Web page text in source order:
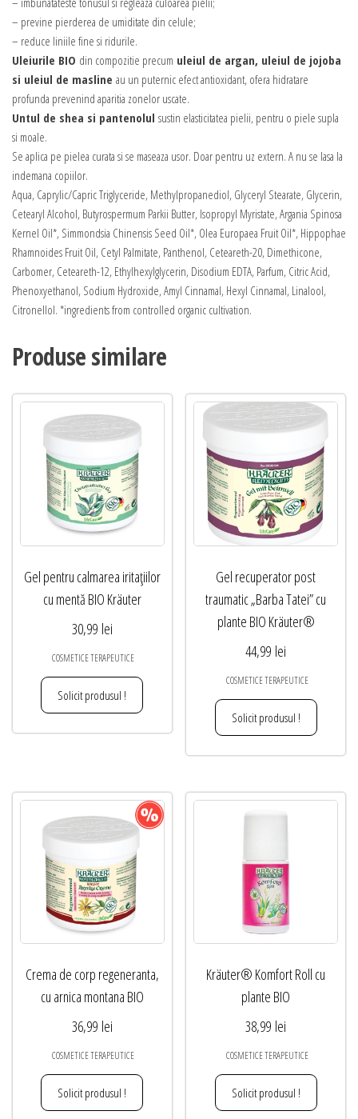
– previne pierderea de umiditate din celule;
– reduce liniile fine si ridurile.
Uleiurile BIO din compozitie precum uleiul de argan, uleiul de jojoba
si uleiul de masline au un puternic efect antioxidant, ofera hidratare
profunda prevenind aparitia zonelor uscate.
Untul de shea si pantenolul sustin elasticitatea pielii, pentru o piele supla
si moale.
Se aplica pe pielea curata si se maseaza usor. Doar pentru uz extern. A nu se lasa la
indemana copiilor.
Aqua, Caprylic/Capric Triglyceride, Methylpropanediol, Glyceryl Stearate, Glycerin,
Cetearyl Alcohol, Butyrospermum Parkii Butter, Isopropyl Myristate, Argania Spinosa
Kernel Oil*, Simmondsia Chinensis Seed Oil*, Olea Europaea Fruit Oil*, Hippophae
Rhamnoides Fruit Oil, Cetyl Palmitate, Panthenol, Ceteareth-20, Dimethicone,
Carbomer, Ceteareth-12, Ethylhexylglycerin, Disodium EDTA, Parfum, Citric Acid,
Phenoxyethanol, Sodium Hydroxide, Amyl Cinnamal, Hexyl Cinnamal, Linalool,
Citronellol. *ingredients from controlled organic cultivation.
Produse similare
Gel pentru calmarea iritațiilor
cu mentă BIO Kräuter
30,99 lei
COSMETICE TERAPEUTICE
Solicit produsul !
Gel recuperator post
traumatic „Barba Tatei” cu
plante BIO Kräuter®
44,99 lei
COSMETICE TERAPEUTICE
Solicit produsul !
Crema de corp regeneranta,
cu arnica montana BIO
36,99 lei
COSMETICE TERAPEUTICE
Solicit produsul !
Kräuter® Komfort Roll cu
plante BIO
38,99 lei
COSMETICE TERAPEUTICE
Solicit produsul !